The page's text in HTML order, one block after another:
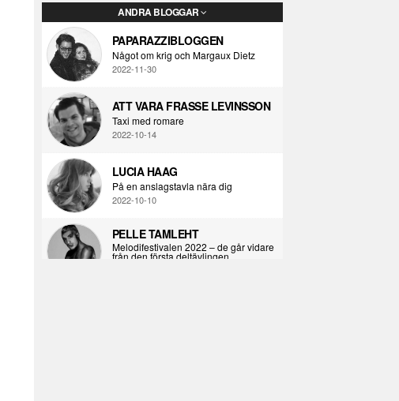
ANDRA BLOGGAR
PAPARAZZIBLOGGEN
Något om krig och Margaux Dietz
2022-11-30
ATT VARA FRASSE LEVINSSON
Taxi med romare
2022-10-14
LUCIA HAAG
På en anslagstavla nära dig
2022-10-10
PELLE TAMLEHT
Melodifestivalen 2022 – de går vidare
från den första deltävlingen